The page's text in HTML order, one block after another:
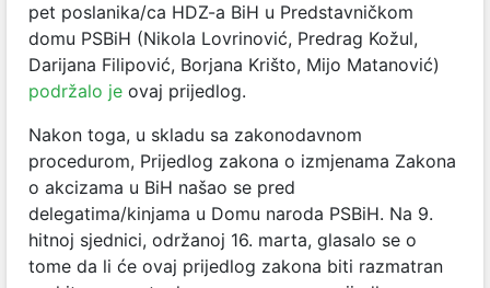
pet poslanika/ca HDZ-a BiH u Predstavničkom
domu PSBiH (Nikola Lovrinović, Predrag Kožul,
Darijana Filipović, Borjana Krišto, Mijo Matanović)
podržalo je ovaj prijedlog.
Nakon toga, u skladu sa zakonodavnom
procedurom, Prijedlog zakona o izmjenama Zakona
o akcizama u BiH našao se pred
delegatima/kinjama u Domu naroda PSBiH. Na 9.
hitnoj sjednici, održanoj 16. marta, glasalo se o
tome da li će ovaj prijedlog zakona biti razmatran